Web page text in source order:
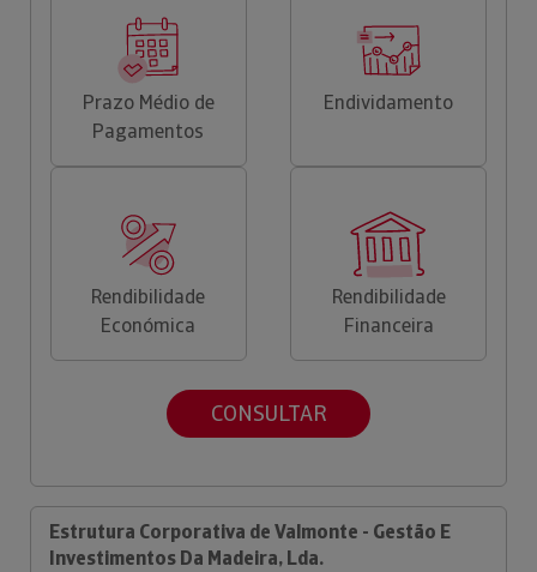
Prazo Médio de
Pagamentos
Endividamento
Rendibilidade
Económica
Rendibilidade
Financeira
CONSULTAR
Estrutura Corporativa de Valmonte - Gestão E
Investimentos Da Madeira, Lda.